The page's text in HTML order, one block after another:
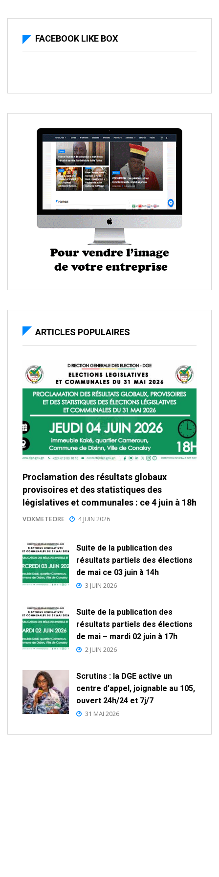
FACEBOOK LIKE BOX
ARTICLES POPULAIRES
Proclamation des résultats globaux
provisoires et des statistiques des
législatives et communales : ce 4 juin à 18h
VOXMETEORE 4 JUIN 2026
Suite de la publication des
résultats partiels des élections
de mai ce 03 juin à 14h
3 JUIN 2026
Suite de la publication des
résultats partiels des élections
de mai – mardi 02 juin à 17h
2 JUIN 2026
Scrutins : la DGE active un
centre d’appel, joignable au 105,
ouvert 24h/24 et 7j/7
31 MAI 2026